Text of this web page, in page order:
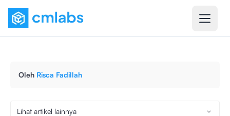
Oleh Risca Fadillah
Lihat artikel lainnya